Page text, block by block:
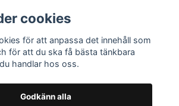
cookies
för att anpassa det innehåll som
för att du ska få bästa tänkbara
handlar hos oss.
Godkänn alla